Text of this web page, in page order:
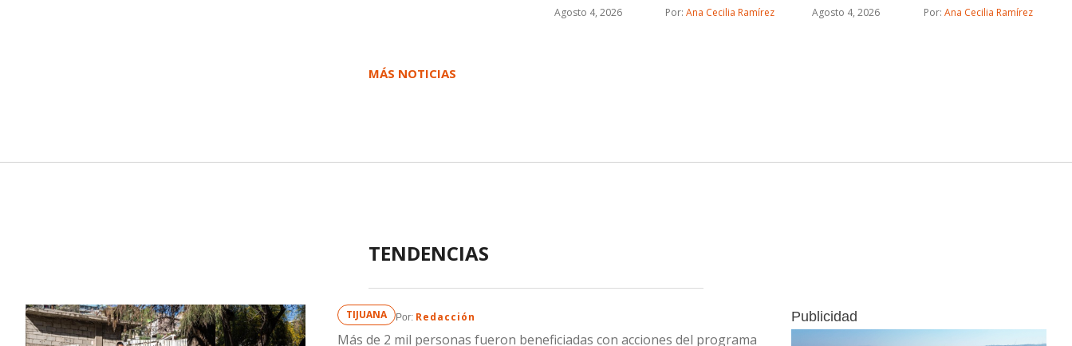
preparatoria
Agosto 4, 2026 Por: Ana Cecilia Ramírez Agosto 4, 2026 Por: Ana Cecilia Ramírez
MÁS NOTICIAS
TENDENCIAS
TIJUANA Por: Redacción
Más de 2 mil personas fueron beneficiadas con acciones del programa
Publicidad